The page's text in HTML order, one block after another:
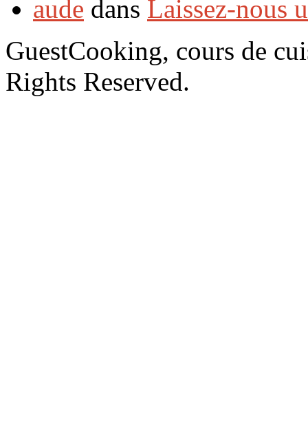
aude dans Laissez-nous
GuestCooking, cours de
Rights Reserved.